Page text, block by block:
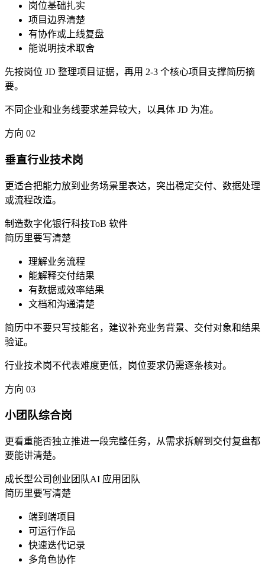
岗位基础扎实
项目边界清楚
有协作或上线复盘
能说明技术取舍
先按岗位 JD 整理项目证据，再用 2-3 个核心项目支撑简历摘
要。
不同企业和业务线要求差异较大，以具体 JD 为准。
方向 02
垂直行业技术岗
更适合把能力放到业务场景里表达，突出稳定交付、数据处理
或流程改造。
制造数字化银行科技ToB 软件
简历里要写清楚
理解业务流程
能解释交付结果
有数据或效率结果
文档和沟通清楚
简历中不要只写技能名，建议补充业务背景、交付对象和结果
验证。
行业技术岗不代表难度更低，岗位要求仍需逐条核对。
方向 03
小团队综合岗
更看重能否独立推进一段完整任务，从需求拆解到交付复盘都
要能讲清楚。
成长型公司创业团队AI 应用团队
简历里要写清楚
端到端项目
可运行作品
快速迭代记录
多角色协作